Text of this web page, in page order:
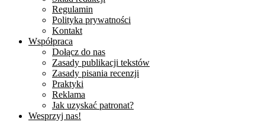
Regulamin
Polityka prywatności
Kontakt
Współpraca
Dołącz do nas
Zasady publikacji tekstów
Zasady pisania recenzji
Praktyki
Reklama
Jak uzyskać patronat?
Wesprzyj nas!